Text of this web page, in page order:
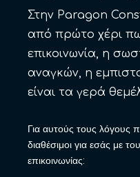
Στην Paragon
από πρώτο χέρι
επικοινωνία, η
αναγκών, η
είναι τα γερά
Για αυτούς τους λόγους
διαθέσιμοι για εσάς με
επικοινωνίας: